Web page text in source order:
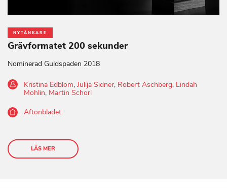
NYTÄNKARE
Grävformatet 200 sekunder
Nominerad Guldspaden 2018
Kristina Edblom,Julija Sidner, Robert Aschberg, Lindah
Mohlin, Martin Schori
Aftonbladet
LÄS MER